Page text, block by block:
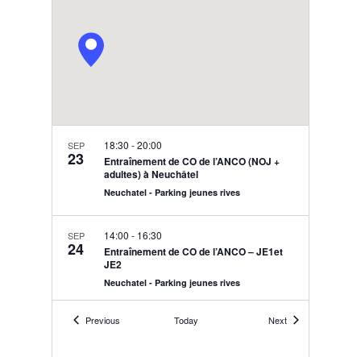
SEP
23
18:30-20:00
Entraînement de CO de l’ANCO (NOJ +
adultes) à Neuchâtel
Neuchatel - Parking jeunes rives
SEP
24
14:00- 16:30
Entraînement de CO de l’ANCO – JE1et
JE2
Neuchatel - Parking jeunes rives
SEP 18:30
Previous Today NextEvents